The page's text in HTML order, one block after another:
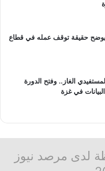
يوضح حقيقة توقف عمله في قطاع
الغاز.. وفتح الدورة
في غزة
لدى مرصد نيوز